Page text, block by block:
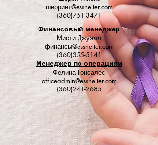
шерриет@esshelter.com
(360)751-3471
Финансовый менеджер
Мисти Джуэлл
финансы@esshelter.com
(360)355-5141
Менеджер по операциям
Фелина Гонсалес
officeadmin@esshelter.com
(360)241-2685